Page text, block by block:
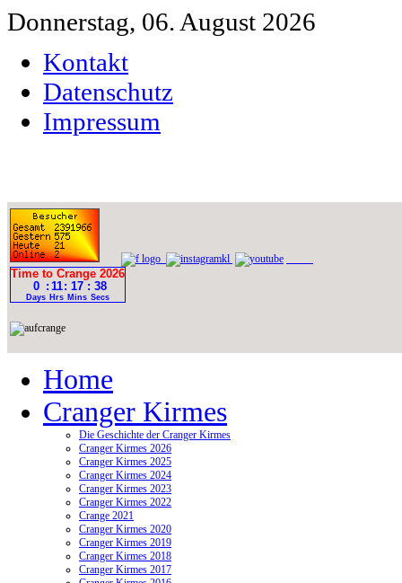
Donnerstag, 06. August 2026
Kontakt
Datenschutz
Impressum
Home
Cranger Kirmes
Die Geschichte der Cranger Kirmes
Cranger Kirmes 2026
Cranger Kirmes 2025
Cranger Kirmes 2024
Cranger Kirmes 2023
Cranger Kirmes 2022
Crange 2021
Cranger Kirmes 2020
Cranger Kirmes 2019
Cranger Kirmes 2018
Cranger Kirmes 2017